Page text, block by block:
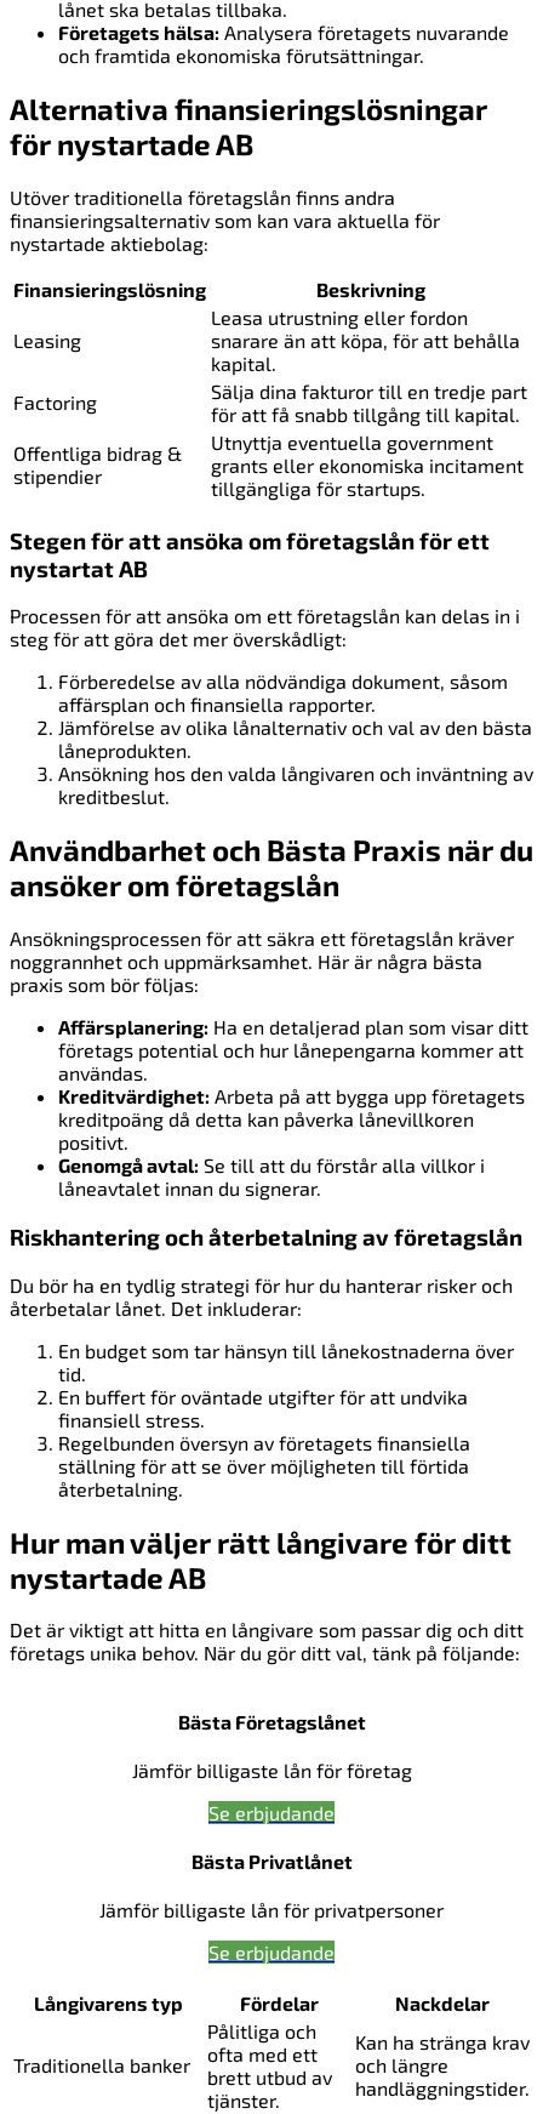
lånet ska betalas tillbaka.
Företagets hälsa: Analysera företagets nuvarande
och framtida ekonomiska förutsättningar.
Alternativa finansieringslösningar
för nystartade AB
Utöver traditionella företagslån finns andra
finansieringsalternativ som kan vara aktuella för
nystartade aktiebolag:
Finansieringslösning
Beskrivning
Leasing
Leasa utrustning eller fordon
snarare än att köpa, för att behålla
kapital.
Factoring
Sälja dina fakturor till en tredje part
för att få snabb tillgång till kapital.
Offentliga bidrag &
stipendier
Utnyttja eventuella government
grants eller ekonomiska incitament
tillgängliga för startups.
Stegen för att ansöka om företagslån för ett
nystartat AB
Processen för att ansöka om ett företagslån kan delas in i
steg för att göra det mer överskådligt:
Förberedelse av alla nödvändiga dokument, såsom
affärsplan och finansiella rapporter.
Jämförelse av olika lånalternativ och val av den bästa
låneprodukten.
Ansökning hos den valda långivaren och inväntning av
kreditbeslut.
Användbarhet och Bästa Praxis när du
ansöker om företagslån
Ansökningsprocessen för att säkra ett företagslån kräver
noggrannhet och uppmärksamhet. Här är några bästa
praxis som bör följas:
Affärsplanering: Ha en detaljerad plan som visar ditt
företags potential och hur lånepengarna kommer att
användas.
Kreditvärdighet: Arbeta på att bygga upp företagets
kreditpoäng då detta kan påverka lånevillkoren
positivt.
Genomgå avtal: Se till att du förstår alla villkor i
låneavtalet innan du signerar.
Riskhantering och återbetalning av företagslån
Du bör ha en tydlig strategi för hur du hanterar risker och
återbetalar lånet. Det inkluderar:
En budget som tar hänsyn till lånekostnaderna över
tid.
En buffert för oväntade utgifter för att undvika
finansiell stress.
Regelbunden översyn av företagets finansiella
ställning för att se över möjligheten till förtida
återbetalning.
Hur man väljer rätt långivare för ditt
nystartade AB
Det är viktigt att hitta en långivare som passar dig och ditt
företags unika behov. När du gör ditt val, tänk på följande:
Bästa Företagslånet
Jämför billigaste lån för företag
Se erbjudande
Bästa Privatlånet
Jämför billigaste lån för privatpersoner
Se erbjudande
Långivarens typ Fördelar Nackdelar
Traditionella banker
Pålitliga och
ofta med ett
brett utbud av
tjänster.
Kan ha stränga krav
och längre
handläggningstider.